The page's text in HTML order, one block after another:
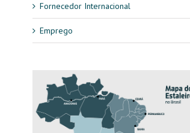
Fornecedor Internacional
Emprego